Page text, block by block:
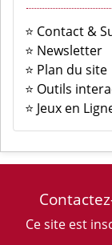
⭐ Contact &
⭐ Newsletter
⭐ Plan du site
⭐ Outils
⭐ Jeux en
Ce site est